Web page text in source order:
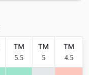
ТМ
5.5
ТМ
5
ТМ
4.5